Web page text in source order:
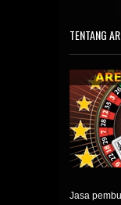
TENTANG
Jasa